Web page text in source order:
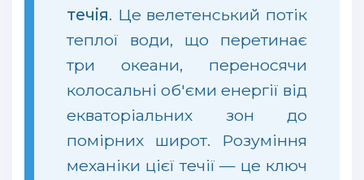
течія. Це велетенський потік
теплої води, що перетинає
три океани, переносячи
колосальні об'єми енергії від
екваторіальних зон до
помірних широт. Розуміння
механіки цієї течії — це ключ